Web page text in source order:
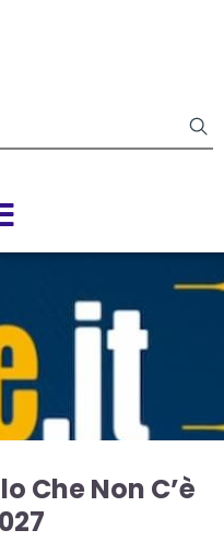
Che Non C’è